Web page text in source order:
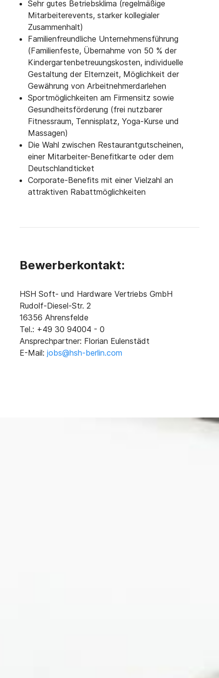
Sehr gutes Betriebsklima (regelmäßige
Mitarbeiterevents, starker kollegialer
Zusammenhalt)
Familienfreundliche Unternehmensführung
(Familienfeste, Übernahme von 50 % der
Kindergartenbetreuungskosten, individuelle
Gestaltung der Elternzeit, Möglichkeit der
Gewährung von Arbeitnehmerdarlehen
Sportmöglichkeiten am Firmensitz sowie
Gesundheitsförderung (frei nutzbarer
Fitnessraum, Tennisplatz, Yoga-Kurse und
Massagen)
Die Wahl zwischen Restaurantgutscheinen,
einer Mitarbeiter-Benefitkarte oder dem
Deutschlandticket
Corporate-Benefits mit einer Vielzahl an
attraktiven Rabattmöglichkeiten
Bewerberkontakt:
HSH Soft- und Hardware Vertriebs GmbH
Rudolf-Diesel-Str. 2
16356 Ahrensfelde
Tel.: +49 30 94004 - 0
Ansprechpartner: Florian Eulenstädt
E-Mail: jobs@hsh-berlin.com